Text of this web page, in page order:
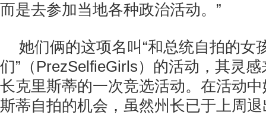
而是去参加当地各种政治活动。”
她们俩的这项名叫“和总统自拍的女
们”（PrezSelfieGirls）的活动，其灵
长克里斯蒂的一次竞选活动。在活动
斯蒂自拍的机会，虽然州长已于上周